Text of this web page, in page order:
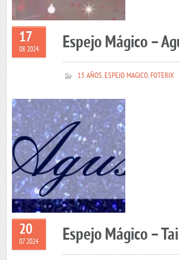
17
08 2024 Espejo Mágico –
15 AÑOS,ESPEJO MAGICO,FOTERIX
20
07 2024 Espejo Mágico –